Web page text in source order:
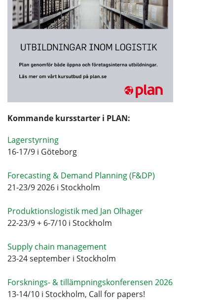
Kommande kursstarter i PLAN:
Lagerstyrning
16-17/9 i Göteborg
Forecasting & Demand Planning (F&DP)
21-23/9 2026 i Stockholm
Produktionslogistik med Jan Olhager
22-23/9 + 6-7/10 i Stockholm
Supply chain management
23-24 september i Stockholm
Forsknings- & tillämpningskonferensen 2026
13-14/10 i Stockholm, Call for papers!